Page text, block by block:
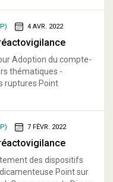
4 AVR. 2022
Adoption du compte-
thématiques -
ruptures Point
7 FÉVR. 2022
des dispositifs
Point sur